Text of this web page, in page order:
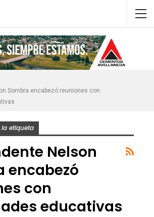
Sombra encabezó reuniones con
etiqueta
Nelson
encabezó
con
educativas